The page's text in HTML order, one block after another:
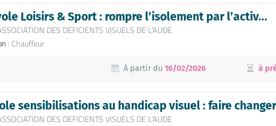
Loisirs & Sport : rompre l’isolement par l’activ...
DES DEFICIENTS VISUELS DE L'AUDE
: Chauffeur
À partir du16/02/2026 à
sensibilisations au handicap visuel : faire
DES DEFICIENTS VISUELS DE L'AUDE